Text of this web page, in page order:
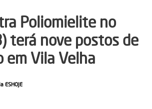
Poliomielite no
terá nove postos de
em Vila Velha
ESHOJE